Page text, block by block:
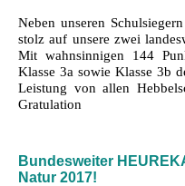
Neben unseren
stolz auf unsere zwei
Mit wahnsinnigen 144
Klasse 3a sowie Klasse 3b
Leistung von allen
Gratulation
Bundesweiter
Natur 2017!